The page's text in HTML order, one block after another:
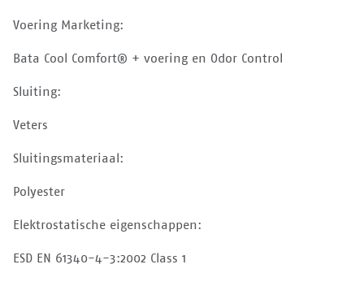
Voering Marketing:
Bata Cool Comfort® + voering en Odor Control
Sluiting:
Veters
Sluitingsmateriaal:
Polyester
Elektrostatische eigenschappen:
ESD EN 61340-4-3:2002 Class 1